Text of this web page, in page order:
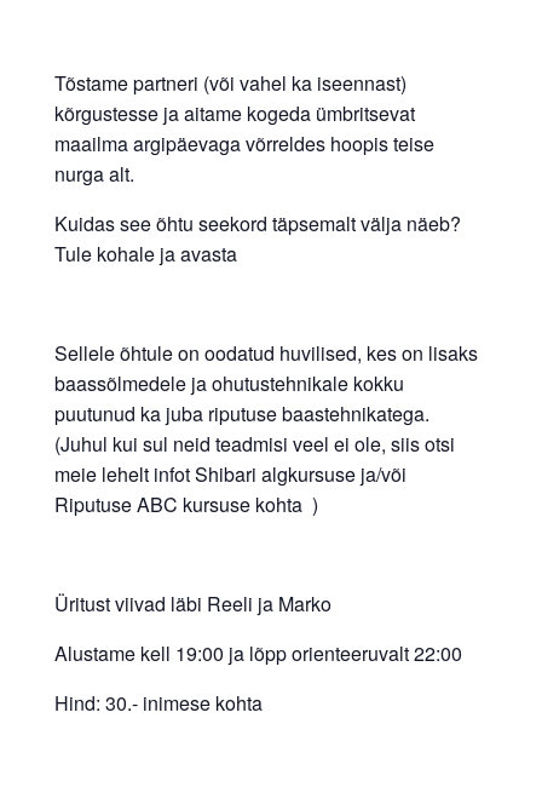
Tõstame partneri (või vahel ka iseennast)
kõrgustesse ja aitame kogeda ümbritsevat
maailma argipäevaga võrreldes hoopis teise
nurga alt.
Kuidas see õhtu seekord täpsemalt välja näeb?
Tule kohale ja avasta
Sellele õhtule on oodatud huvilised, kes on lisaks
baassõlmedele ja ohutustehnikale kokku
puutunud ka juba riputuse baastehnikatega.
(Juhul kui sul neid teadmisi veel ei ole, siis otsi
meie lehelt infot Shibari algkursuse ja/või
Riputuse ABC kursuse kohta )
Üritust viivad läbi Reeli ja Marko
Alustame kell 19:00 ja lõpp orienteeruvalt 22:00
Hind: 30.- inimese kohta